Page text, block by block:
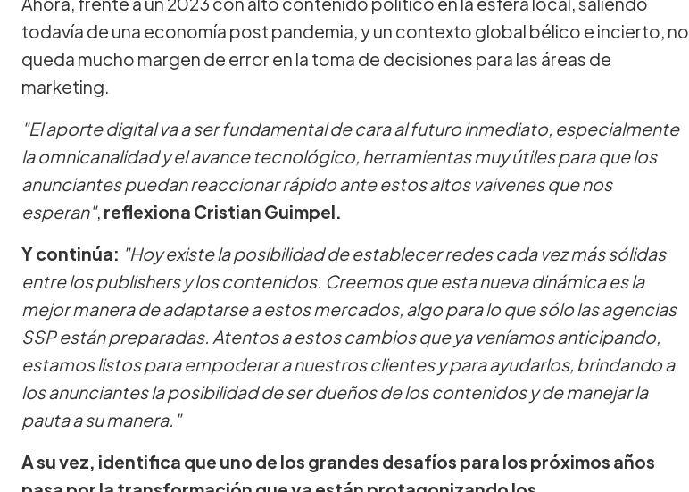
todavía de una economía post pandemia, y un contexto global bélico e incierto, no
queda mucho margen de error en la toma de decisiones para las áreas de
marketing.
"El aporte digital va a ser fundamental de cara al futuro inmediato, especialmente
la omnicanalidad y el avance tecnológico, herramientas muy útiles para que los
anunciantes puedan reaccionar rápido ante estos altos vaivenes que nos
esperan", reflexiona Cristian Guimpel.
Y continúa: "Hoy existe la posibilidad de establecer redes cada vez más sólidas
entre los publishers y los contenidos. Creemos que esta nueva dinámica es la
mejor manera de adaptarse a estos mercados, algo para lo que sólo las agencias
SSP están preparadas. Atentos a estos cambios que ya veníamos anticipando,
estamos listos para empoderar a nuestros clientes y para ayudarlos, brindando a
los anunciantes la posibilidad de ser dueños de los contenidos y de manejar la
pauta a su manera."
A su vez, identifica que uno de los grandes desafíos para los próximos años